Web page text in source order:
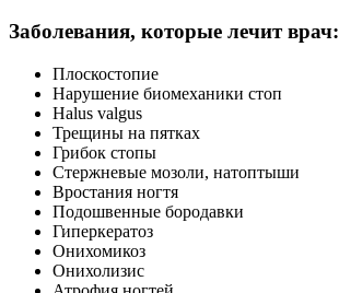
Заболевания, которые лечит врач:
Плоскостопие
Нарушение биомеханики стоп
Halus valgus
Трещины на пятках
Грибок стопы
Стержневые мозоли, натоптыши
Вростания ногтя
Подошвенные бородавки
Гиперкератоз
Онихомикоз
Онихолизис